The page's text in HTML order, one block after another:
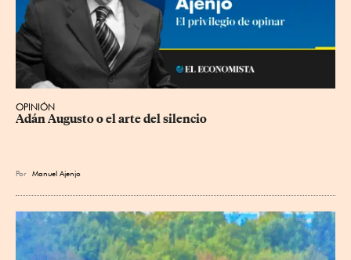
OPINIÓN
Adán Augusto o el arte del silencio
Por Manuel Ajenjo